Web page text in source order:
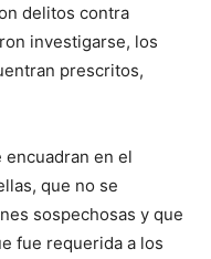
delitos contra
investigarse, los
prescritos,
encuadran en el
que no se
sospechosas y que
fue requerida a los